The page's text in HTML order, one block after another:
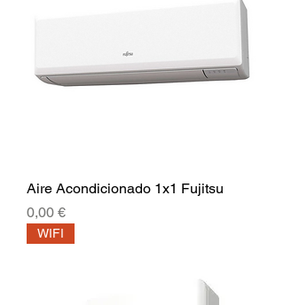
Aire Acondicionado 1x1 Fujitsu
Precio
0,00 €
WIFI